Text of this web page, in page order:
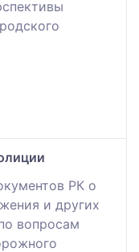
РК о
и других
вопросам